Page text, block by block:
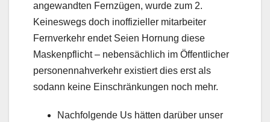
angewandten Fernzügen, wurde zum 2.
Keineswegs doch inoffizieller mitarbeiter
Fernverkehr endet Seien Hornung diese
Maskenpflicht – nebensächlich im Öffentlicher
personennahverkehr existiert dies erst als
sodann keine Einschränkungen noch mehr.
Nachfolgende Us hätten darüber unser